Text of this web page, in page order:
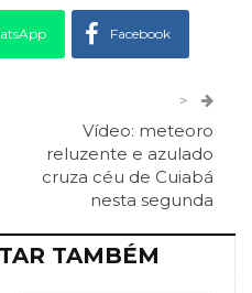
Facebook
Telegram
O email
>
Vídeo: meteoro
reluzente e azulado
cruza céu de Cuiabá
nesta segunda
TAMBÉM